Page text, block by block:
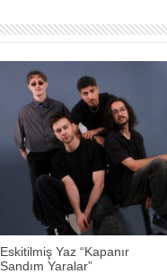
Eskitilmiş Yaz “Kapanır
Sandım Yaralar”